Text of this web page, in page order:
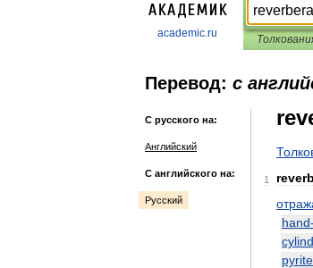
academic.ru
Перевод: с
С русского на:
Английский
С английского на:
Русский
1
hand-
pyrite